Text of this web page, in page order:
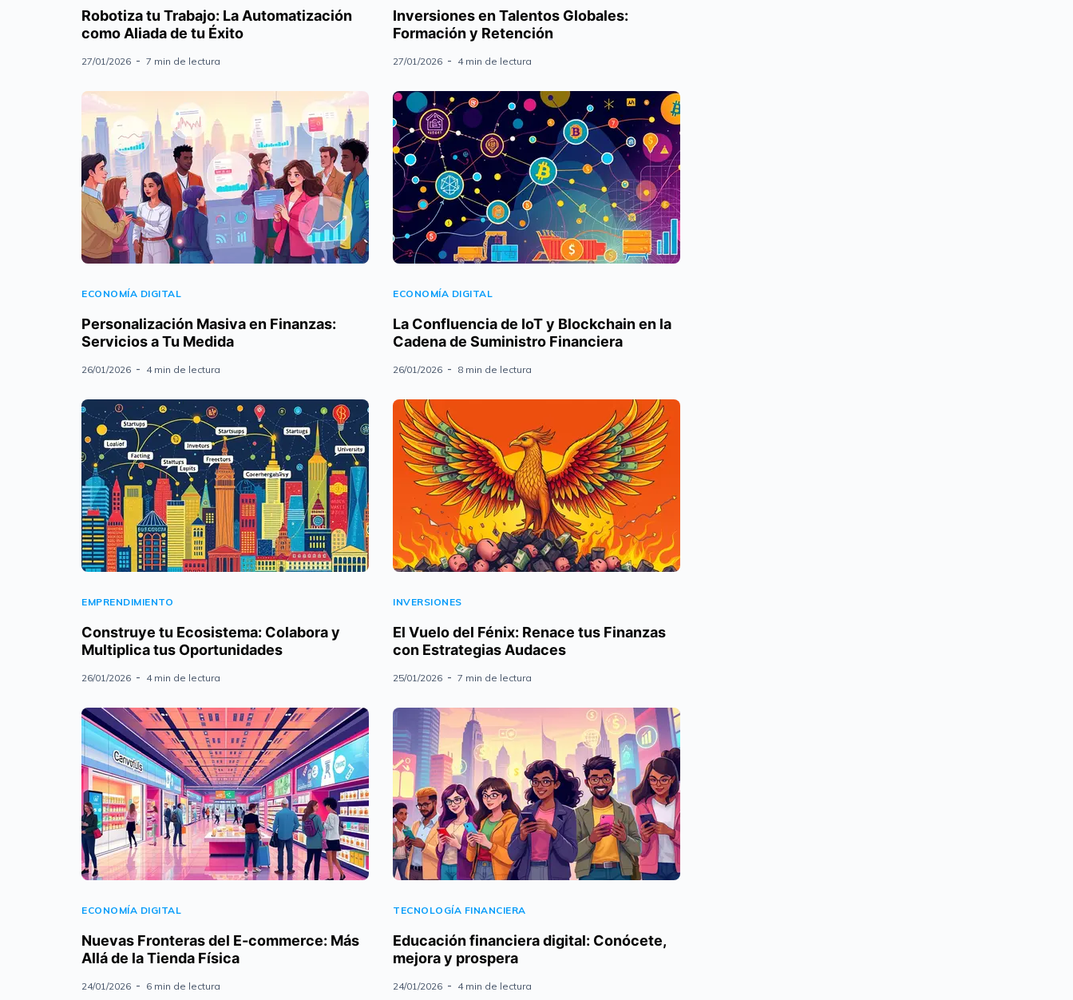
Robotiza tu Trabajo: La Automatización
como Aliada de tu Éxito
27/01/2026 7 min de lectura
Inversiones en Talentos Globales:
Formación y Retención
27/01/2026 4 min de lectura
ECONOMÍA DIGITAL
Personalización Masiva en Finanzas:
Servicios a Tu Medida
26/01/2026 4 min de lectura
ECONOMÍA DIGITAL
La Confluencia de IoT y Blockchain en la
Cadena de Suministro Financiera
26/01/2026 8 min de lectura
EMPRENDIMIENTO
Construye tu Ecosistema: Colabora y
Multiplica tus Oportunidades
26/01/2026 4 min de lectura
INVERSIONES
El Vuelo del Fénix: Renace tus Finanzas
con Estrategias Audaces
25/01/2026 7 min de lectura
ECONOMÍA DIGITAL
Nuevas Fronteras del E-commerce: Más
Allá de la Tienda Física
24/01/2026 6 min de lectura
TECNOLOGÍA FINANCIERA
Educación financiera digital: Conócete,
mejora y prospera
24/01/2026 4 min de lectura